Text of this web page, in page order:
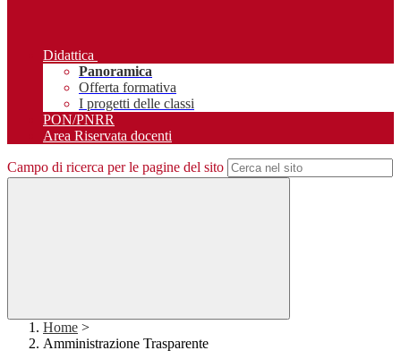
Didattica
Panoramica
Offerta formativa
I progetti delle classi
PON/PNRR
Area Riservata docenti
Campo di ricerca per le pagine del sito
Home >
Amministrazione Trasparente